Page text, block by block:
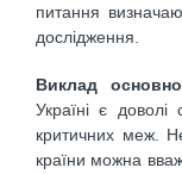
питання
дослідження.
Виклад
Україні є
критичних меж.
країни можна